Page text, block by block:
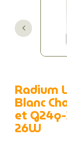
Radium
Blanc
et
26W